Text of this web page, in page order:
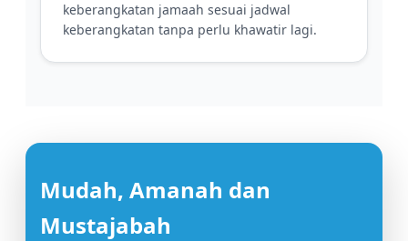
keberangkatan jamaah sesuai jadwal
keberangkatan tanpa perlu khawatir lagi.
Mudah, Amanah dan
Mustajabah